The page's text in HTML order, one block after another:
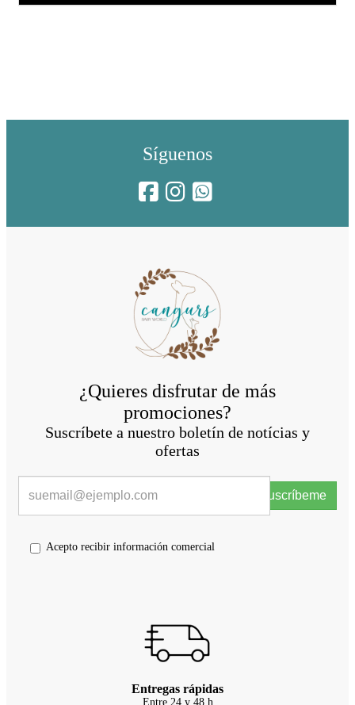
Síguenos
¿Quieres disfrutar de más
promociones?
Suscríbete a nuestro boletín de notícias y
ofertas
Suscríbeme
Acepto recibir información comercial
Entregas rápidas
Entre 24 y 48 h